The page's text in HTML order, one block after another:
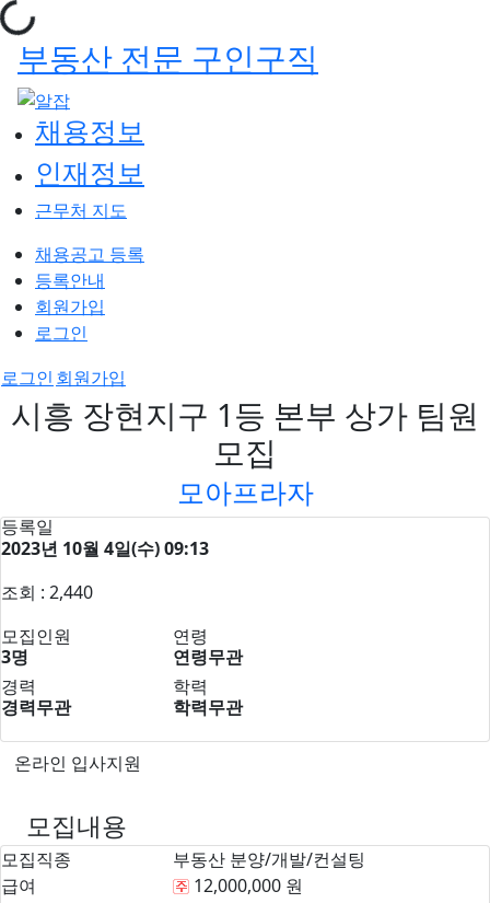
부동산 전문 구인구직
채용정보
인재정보
근무처 지도
채용공고 등록
등록안내
회원가입
로그인
로그인 회원가입
시흥 장현지구 1등 본부 상가 팀원
모집
모아프라자
등록일
2023년 10월 4일(수) 09:13
조회 : 2,440
모집인원
3명
연령
연령무관
경력
경력무관
학력
학력무관
온라인 입사지원
모집내용
모집직종
부동산 분양/개발/컨설팅
급여
12,000,000 원